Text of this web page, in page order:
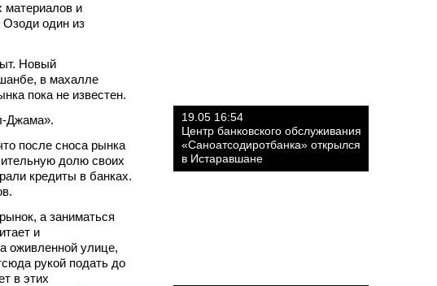
материалов и
Озоди один из
Новый
в махалле
пока не известен.
Джама».
после сноса рынка
долю своих
кредиты в банках.
а заниматься
и
оживленной улице,
рукой подать до
в этих
19.05 16:54
Центр банковского обслуживания
«Саноатсодиротбанка» открылся
в Истаравшане